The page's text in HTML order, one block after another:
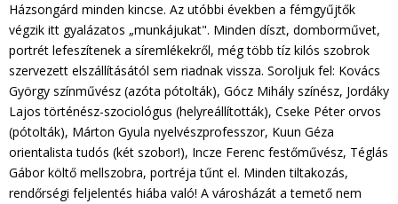
Házsongárd minden kincse. Az utóbbi években a fémgyűjtők
végzik itt gyalázatos „munkájukat". Minden díszt, domborművet,
portrét lefeszítenek a síremlékekről, még több tíz kilós szobrok
szervezett elszállításától sem riadnak vissza. Soroljuk fel: Kovács
György színművész (azóta pótolták), Gócz Mihály színész, Jordáky
Lajos történész-szociológus (helyreállították), Cseke Péter orvos
(pótolták), Márton Gyula nyelvészprofesszor, Kuun Géza
orientalista tudós (két szobor!), Incze Ferenc festőművész, Téglás
Gábor költő mellszobra, portréja tűnt el. Minden tiltakozás,
rendőrségi feljelentés hiába való! A városházát a temető nem